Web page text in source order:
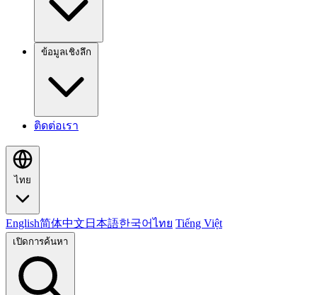
ข้อมูลเชิงลึก
ติดต่อเรา
ไทย
English简体中文 日本語한국어ไทย Tiếng Việt
เปิดการค้นหา